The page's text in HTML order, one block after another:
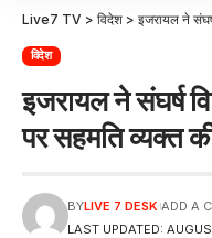
Live7 TV > विदेश > इजरायल ने
विदेश
इजरायल ने संघर्ष
पर सहमति व्यक्त
LAST UPDATED:
BYLIVE 7 DESK ADD A